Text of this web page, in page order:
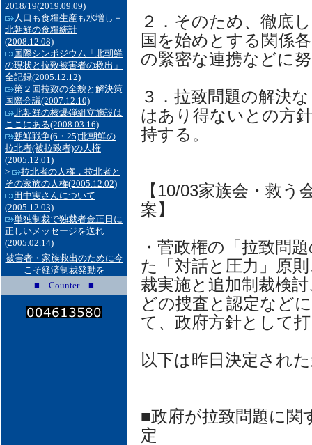
2018/19(2019.09.09)
人口も食糧生産も水増し－
北朝鮮の食糧統計
(2008.12.08)
国際シンポジウム「北朝鮮
の現状と拉致被害者の救出」
全記録(2005.12.12)
第２回拉致の全貌と解決策
国際会議(2007.12.10)
北朝鮮の核爆弾組立施設は
ここにある(2008.03.16)
朝鮮戦争(6・25)北朝鮮の
拉北者(被拉致者)の人権
(2005.12.01)
>
拉北者の人権，拉北者と
その家族の人権(2005.12.02)
田中実さんについて
(2005.12.03)
単独制裁で独裁者金正日に
正しいメッセージを送れ
(2005.02.14)
被害者・家族救出のために今
こそ経済制裁発動を
■ Counter ■
２．そのため、徹底
国を始めとする関係
の緊密な連携などに
３．拉致問題の解決
はあり得ないとの方
持する。
【10/03家族会・救
案】
・菅政権の「拉致問
た「対話と圧力」原
裁実施と追加制裁検
どの捜査と認定など
て、政府方針として
以下は昨日決定され
■政府が拉致問題に関
定